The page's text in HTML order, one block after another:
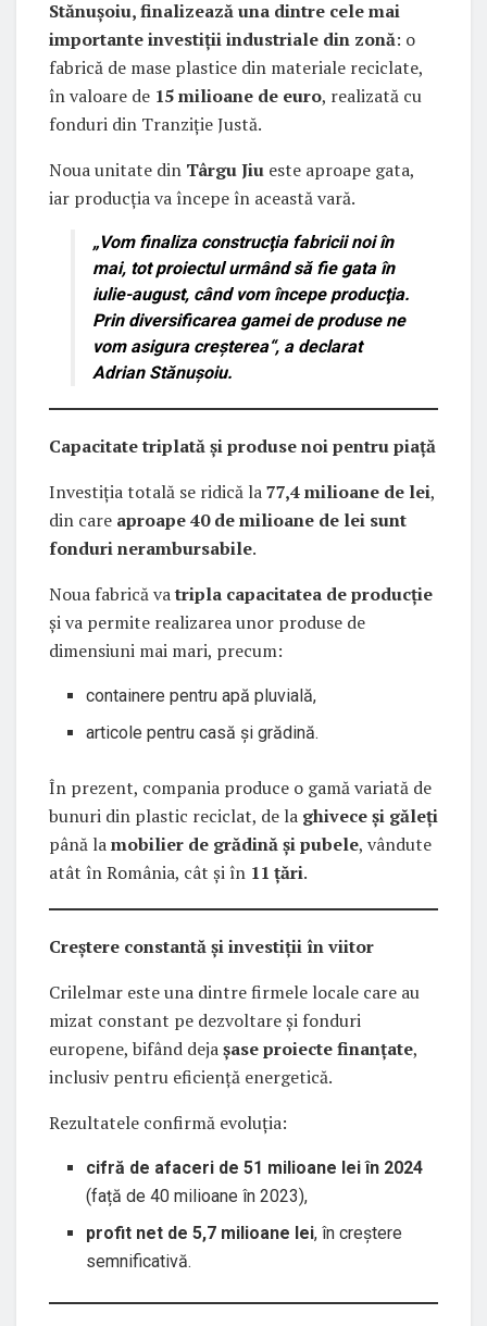
Stănușoiu, finalizează una dintre cele mai
importante investiții industriale din zonă: o
fabrică de mase plastice din materiale reciclate,
în valoare de 15 milioane de euro, realizată cu
fonduri din Tranziție Justă.
Noua unitate din Târgu Jiu este aproape gata,
iar producția va începe în această vară.
„Vom finaliza construcţia fabricii noi în
mai, tot proiectul urmând să fie gata în
iulie-august, când vom începe producţia.
Prin diversificarea gamei de produse ne
vom asigura creşterea“, a declarat
Adrian Stănușoiu.
Capacitate triplată și produse noi pentru piață
Investiția totală se ridică la77,4 milioane de lei,
din care aproape 40 de milioane de lei sunt
fonduri nerambursabile.
Noua fabrică vatripla capacitatea de producție
și va permite realizarea unor produse de
dimensiuni mai mari, precum:
containere pentru apă pluvială,
articole pentru casă și grădină.
În prezent, compania produce o gamă variată de
bunuri din plastic reciclat, de la ghivece și găleți
până lamobilier de grădină și pubele, vândute
atât în România, cât și în 11 țări.
Creștere constantă și investiții în viitor
Crilelmar este una dintre firmele locale care au
mizat constant pe dezvoltare și fonduri
europene, bifând dejașase proiecte finanțate,
inclusiv pentru eficiență energetică.
Rezultatele confirmă evoluția:
cifră de afaceri de 51 milioane lei în 2024
(față de 40 milioane în 2023),
profit net de 5,7 milioane lei, în creștere
semnificativă.